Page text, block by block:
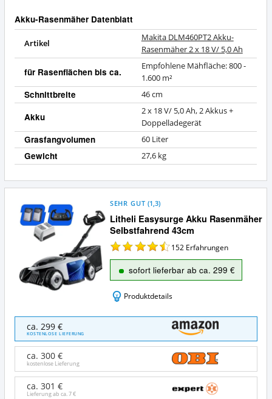
Akku-Rasenmäher Datenblatt
Artikel
Makita DLM460PT2 Akku-
Rasenmäher 2 x 18 V/ 5,0 Ah
für Rasenflächen bis ca.
Empfohlene Mähfläche: 800 -
1.600 m²
Schnittbreite 46 cm
Akku
2 x 18 V/ 5,0 Ah, 2 Akkus +
Doppelladegerät
Grasfangvolumen 60 Liter
Gewicht 27,6 kg
Litheli Easysurge Akku Rasenmäher
Selbstfahrend 43cm
SEHR GUT (1,3)
152 Erfahrungen
sofort lieferbar ab ca. 299 €
Produktdetails
Litheli
Easysurge
Akku
Rasenmäher
Selbstfahrend
43cm
Angebote:
ca. 299 €
KOSTENLOSE LIEFERUNG
ca. 300 €
kostenlose Lieferung
ca. 301 €
Lieferung ab ca.7 €